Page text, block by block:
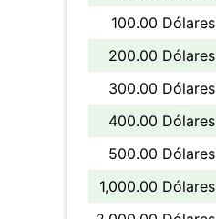
100.00 Dólares
200.00 Dólares
300.00 Dólares
400.00 Dólares
500.00 Dólares
1,000.00 Dólares